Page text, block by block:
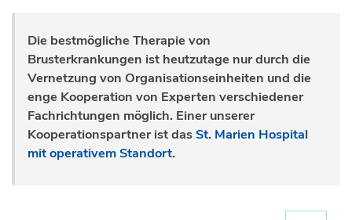
Die bestmögliche Therapie von
Brusterkrankungen ist heutzutage nur durch die
Vernetzung von Organisationseinheiten und die
enge Kooperation von Experten verschiedener
Fachrichtungen möglich. Einer unserer
Kooperationspartner ist dasSt. Marien Hospital
mit operativem Standort.